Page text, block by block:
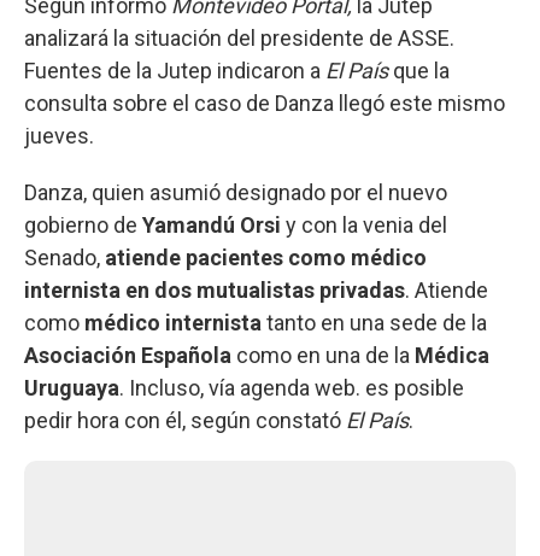
Según informó Montevideo Portal, la Jutep
analizará la situación del presidente de ASSE.
Fuentes de la Jutep indicaron a El Paísque la
consulta sobre el caso de Danza llegó este mismo
jueves.
Danza, quien asumió designado por el nuevo
gobierno de Yamandú Orsi y con la venia del
Senado, atiende pacientes como médico
internista en dos mutualistas privadas. Atiende
como médico internista tanto en una sede de la
Asociación Española como en una de la Médica
Uruguaya. Incluso, vía agenda web. es posible
pedir hora con él, según constató El País.